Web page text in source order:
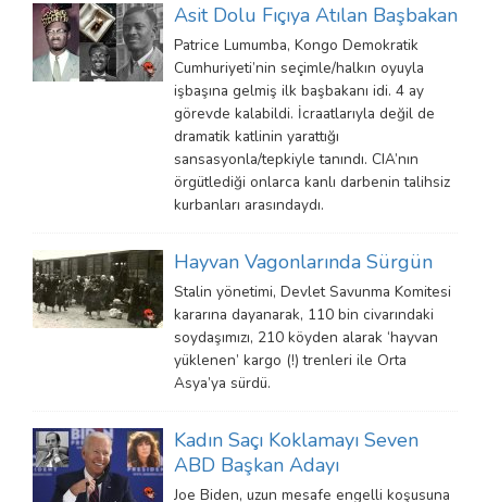
Asit Dolu Fıçıya Atılan Başbakan
Patrice Lumumba, Kongo Demokratik
Cumhuriyeti’nin seçimle/halkın oyuyla
işbaşına gelmiş ilk başbakanı idi. 4 ay
görevde kalabildi. İcraatlarıyla değil de
dramatik katlinin yarattığı
sansasyonla/tepkiyle tanındı. CIA’nın
örgütlediği onlarca kanlı darbenin talihsiz
kurbanları arasındaydı.
Hayvan Vagonlarında Sürgün
Stalin yönetimi, Devlet Savunma Komitesi
kararına dayanarak, 110 bin civarındaki
soydaşımızı, 210 köyden alarak ‘hayvan
yüklenen’ kargo (!) trenleri ile Orta
Asya’ya sürdü.
Kadın Saçı Koklamayı Seven
ABD Başkan Adayı
Joe Biden, uzun mesafe engelli koşusuna